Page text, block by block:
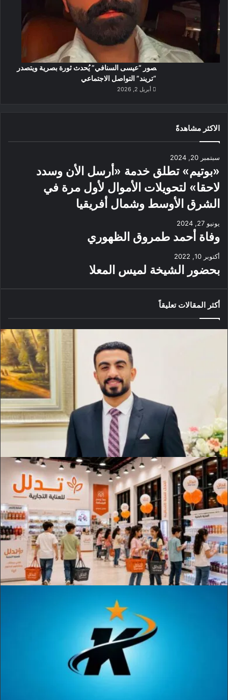
صور “عيسى السنافي” يُحدث ثورة بصرية ويتصدر
“تريند” التواصل الاجتماعي
أبريل 2, 2026
الاكثر مشاهدةً
سبتمبر 20, 2024
«بوتيم» تطلق خدمة «أرسل الأن وسدد
لاحقا» لتحويلات الأموال لأول مرة في
الشرق الأوسط وشمال أفريقيا
يونيو 27, 2024
وفاة أحمد طمروق الظهوري
أكتوبر 10, 2022
بحضور الشيخة لميس المعلا
أكثر المقالات تعليقاً